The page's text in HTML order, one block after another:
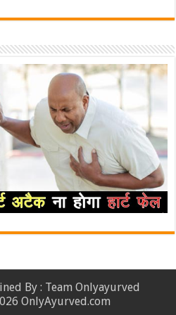
By : Team Onlyayurved
OnlyAyurved.com